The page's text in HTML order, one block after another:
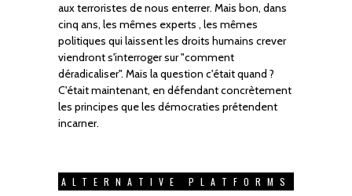
aux terroristes de nous enterrer. Mais bon, dans
cinq ans, les mêmes experts , les mêmes
politiques qui laissent les droits humains crever
viendront s'interroger sur "comment
déradicaliser". Mais la question c'était quand ?
C'était maintenant, en défendant concrètement
les principes que les démocraties prétendent
incarner.
ALTERNATIVE PLATFORMS